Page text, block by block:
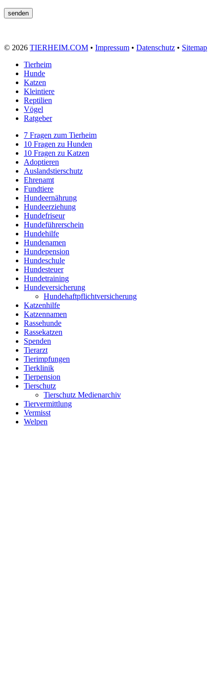
© 2026 TIERHEIM.COM • Impressum • Datenschutz • Sitemap
Tierheim
Hunde
Katzen
Kleintiere
Reptilien
Vögel
Ratgeber
7 Fragen zum Tierheim
10 Fragen zu Hunden
10 Fragen zu Katzen
Adoptieren
Auslandstierschutz
Ehrenamt
Fundtiere
Hundeernährung
Hundeerziehung
Hundefriseur
Hundeführerschein
Hundehilfe
Hundenamen
Hundepension
Hundeschule
Hundesteuer
Hundetraining
Hundeversicherung
Hundehaftpflichtversicherung
Katzenhilfe
Katzennamen
Rassehunde
Rassekatzen
Spenden
Tierarzt
Tierimpfungen
Tierklinik
Tierpension
Tierschutz
Tierschutz Medienarchiv
Tiervermittlung
Vermisst
Welpen